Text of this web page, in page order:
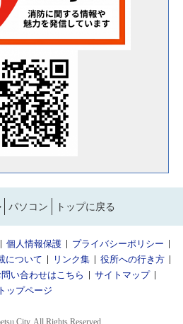
パソコン トップに戻る
個人情報保護
プライバシーポリシー
について リンク集
役所への行き方
問い合わせはこちら
サイトマップ
トップページ
City. All Rights Reserved.